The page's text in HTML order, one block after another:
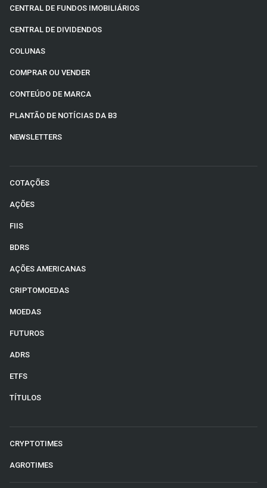
CENTRAL DE FUNDOS IMOBILIÁRIOS
CENTRAL DE DIVIDENDOS
COLUNAS
COMPRAR OU VENDER
CONTEÚDO DE MARCA
PLANTÃO DE NOTÍCIAS DA B3
NEWSLETTERS
COTAÇÕES
AÇÕES
FIIS
BDRS
AÇÕES AMERICANAS
CRIPTOMOEDAS
MOEDAS
FUTUROS
ADRS
ETFS
TÍTULOS
CRYPTOTIMES
AGROTIMES